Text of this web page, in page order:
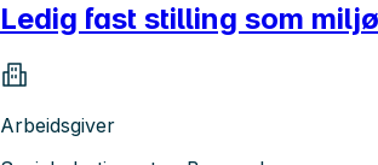
Ledig fast stilling som
Arbeidsgiver